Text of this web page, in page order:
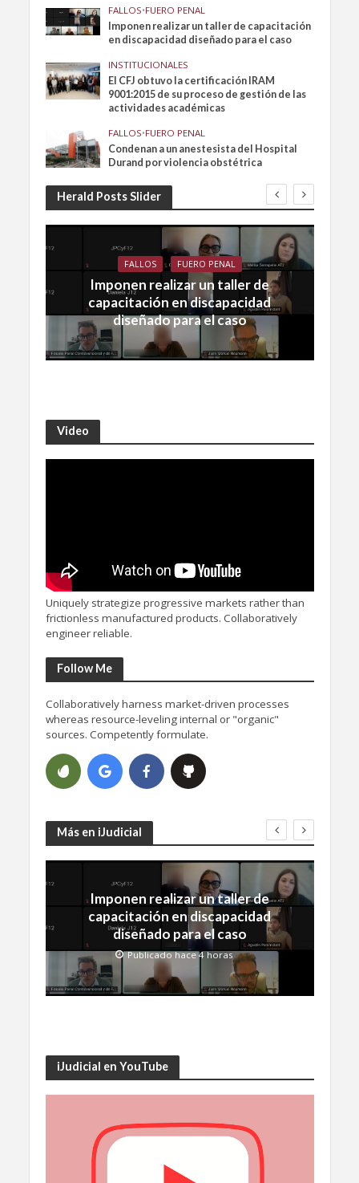
FALLOS•FUERO PENAL
Imponen realizar un taller de capacitación
en discapacidad diseñado para el caso
INSTITUCIONALES
El CFJ obtuvo la certificación IRAM
9001:2015 de su proceso de gestión de las
actividades académicas
FALLOS•FUERO PENAL
Condenan a un anestesista del Hospital
Durand por violencia obstétrica
Herald Posts Slider
FALLOS FUERO PENAL
Imponen realizar un taller de
capacitación en discapacidad
diseñado para el caso
Video
Uniquely strategize progressive markets rather than
frictionless manufactured products. Collaboratively
engineer reliable.
Follow Me
Collaboratively harness market-driven processes
whereas resource-leveling internal or "organic"
sources. Competently formulate.
Más en iJudicial
Imponen realizar un taller de
capacitación en discapacidad
diseñado para el caso
Publicado hace 4 horas
iJudicial en YouTube